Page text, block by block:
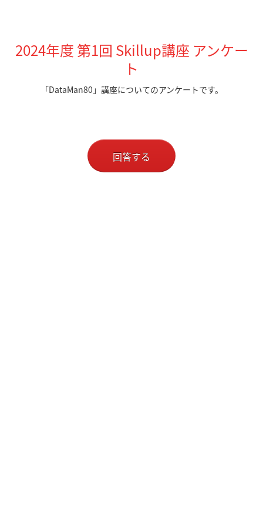
2024年度 第1回 Skillup講座 アンケー
ト
「DataMan80」講座についてのアンケートです。
回答する